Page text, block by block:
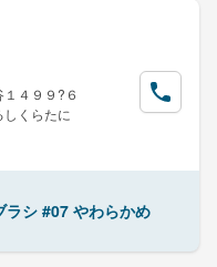
４９９?６
しくらたに
ラシ #07 やわらかめ